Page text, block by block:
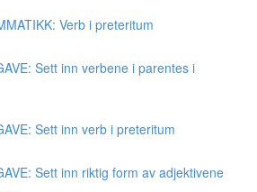
Verb i preteritum
Sett inn verbene i parentes i
Sett inn verb i preteritum
Sett inn riktig form av adjektivene